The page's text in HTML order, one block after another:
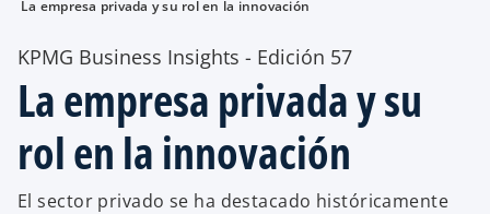
La empresa privada y su rol en la innovación
KPMG Business Insights - Edición 57
La empresa privada y su
rol en la innovación
El sector privado se ha destacado históricamente